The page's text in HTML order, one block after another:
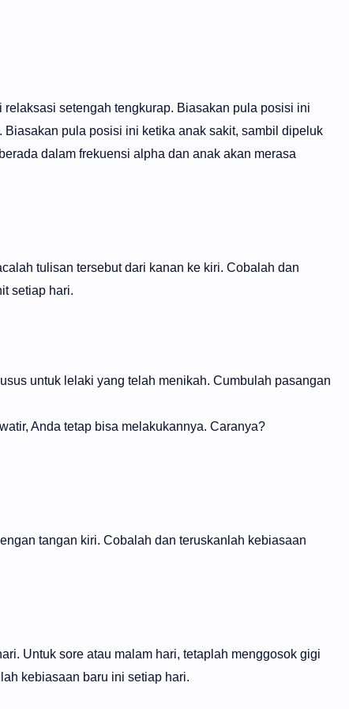
setengah tengkurap. Biasakan pula posisi ini
pula posisi ini ketika anak sakit, sambil dipeluk
dalam frekuensi alpha dan anak akan merasa
tulisan tersebut dari kanan ke kiri. Cobalah dan
setiap hari.
untuk lelaki yang telah menikah. Cumbulah pasangan
Anda tetap bisa melakukannya. Caranya?
tangan kiri. Cobalah dan teruskanlah kebiasaan
Untuk sore atau malam hari, tetaplah menggosok gigi
kebiasaan baru ini setiap hari.